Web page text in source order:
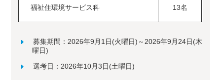
福祉住環境サービス科 13名
募集期間：2026年9月1日(火曜日)～2026年9月24日(木
曜日)
選考日：2026年10月3日(土曜日)